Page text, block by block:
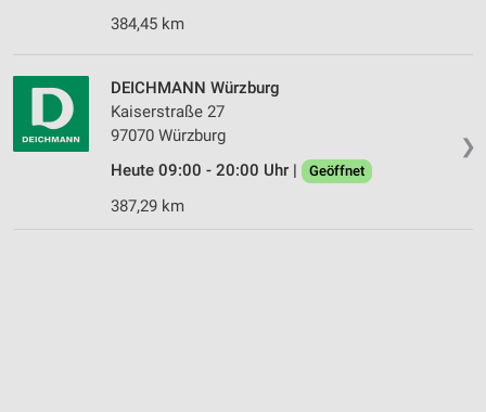
384,45 km
❯
DEICHMANN Würzburg
Kaiserstraße 27
97070 Würzburg
Heute 09:00 - 20:00 Uhr |
Geöffnet
387,29 km